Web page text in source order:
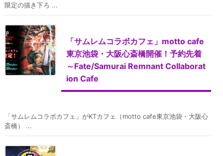
限定の描き下ろ ...
「サムレムコラボカフェ」motto cafe
東京池袋・大阪心斎橋開催！予約先着
～Fate/Samurai Remnant Collaborat
ion Cafe
「サムレムコラボカフェ」がKTカフェ（motto cafe東京池袋・大阪心
斎橋） ...